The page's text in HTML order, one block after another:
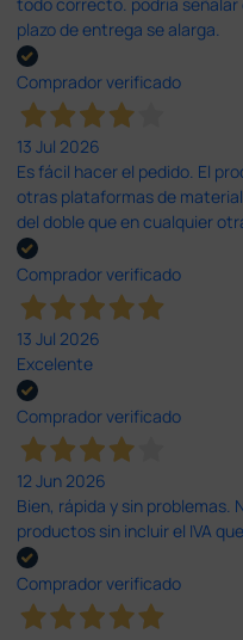
plazo de entrega se alarga.
Comprador verificado
13 Jul 2026
Es fácil hacer el pedido. El
otras plataformas de
del doble que en cualquier
Comprador verificado
13 Jul 2026
Excelente
Comprador verificado
12 Jun 2026
Bien, rápida y sin problemas.
productos sin incluir el IVA
Comprador verificado